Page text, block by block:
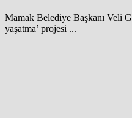
Mamak Belediye Başkanı Veli
yaşatma’ projesi ...